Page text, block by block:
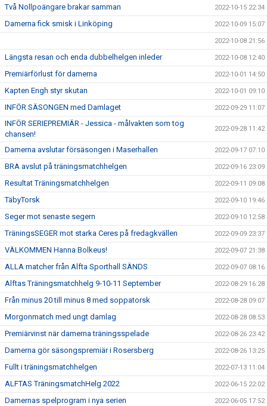
Två Nollpoängare brakar samman 2022-10-15 22:34
Damerna fick smisk i Linköping 2022-10-09 15:07
2022-10-08 21:56
Längsta resan och enda dubbelhelgen inleder 2022-10-08 12:40
Premiärförlust för damerna 2022-10-01 14:50
Kapten Engh styr skutan 2022-10-01 09:10
INFÖR SÄSONGEN med Damlaget 2022-09-29 11:07
INFÖR SERIEPREMIÄR - Jessica - målvakten som tog
chansen!
2022-09-28 11:42
Damerna avslutar försäsongen i Maserhallen 2022-09-17 07:10
BRA avslut på träningsmatchhelgen 2022-09-16 23:09
Resultat Träningsmatchhelgen 2022-09-11 09:08
TäbyTorsk 2022-09-10 19:46
Seger mot senaste segern 2022-09-10 12:58
TräningsSEGER mot starka Ceres på fredagkvällen 2022-09-09 23:37
VÄLKOMMEN Hanna Bolkeus! 2022-09-07 21:38
ALLA matcher från Alfta Sporthall SÄNDS 2022-09-07 08:16
Alftas Träningsmatchhelg 9-10-11 September 2022-08-29 16:28
Från minus 20 till minus 8 med soppatorsk 2022-08-28 09:07
Morgonmatch med ungt damlag 2022-08-28 08:53
Premiärvinst när damerna träningsspelade 2022-08-26 23:42
Damerna gör säsongspremiär i Rosersberg 2022-08-26 13:25
Fullt i träningsmatchhelgen 2022-07-13 11:04
ALFTAS TräningsmatchHelg 2022 2022-06-15 22:02
Damernas spelprogram i nya serien 2022-06-05 17:52